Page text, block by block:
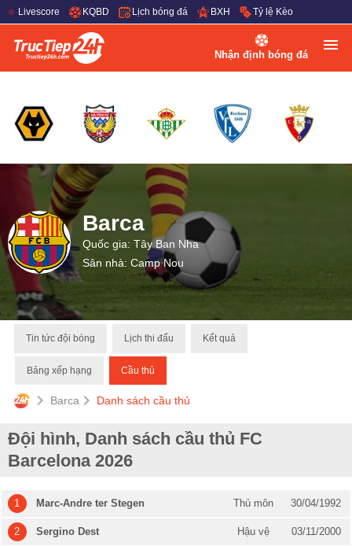
Livescore KQBD Lịch bóng đá BXH Tỷ lệ Kèo
Nhận định bóng đá
Barca
Quốc gia: Tây Ban Nha
Sân nhà: Camp Nou
Tin tức đội bóng Lịch thi đấu Kết quả
Bảng xếp hạng Cầu thủ
Barca Danh sách cầu thủ
Đội hình, Danh sách cầu thủ FC
Barcelona 2026
1 Marc-Andre ter Stegen Thủ môn 30/04/1992
2 Sergino Dest Hậu vệ 03/11/2000